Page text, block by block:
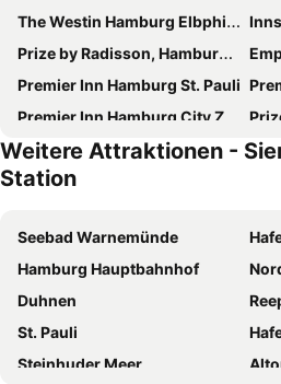
The Westin Hamburg Elbphilharmonie
Prize by Radisson, Hamburg-City
Premier Inn Hamburg St. Pauli
Premier Inn Hamburg City Zentrum
Prize
Premier Inn Hamburg City Klostertor
Le Méridien Hamburg
Scandic Hamburg Emporio
ibis Hamburg Alsterring
ibis Hamburg City
Hotel
PIERDREI Hotel HafenCity Hamburg
Lindner Hotel Hamburg Am Michel - part of JdV by Hyatt
Weitere Attraktionen -
Station
Seebad Warnemünde
Hamburg Hauptbahnhof
Duhnen
St. Pauli
Steinhuder Meer